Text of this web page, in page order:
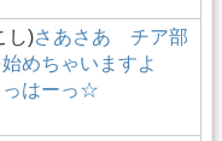
し)さあさあ チア部
めちゃいますよ
はーっ☆